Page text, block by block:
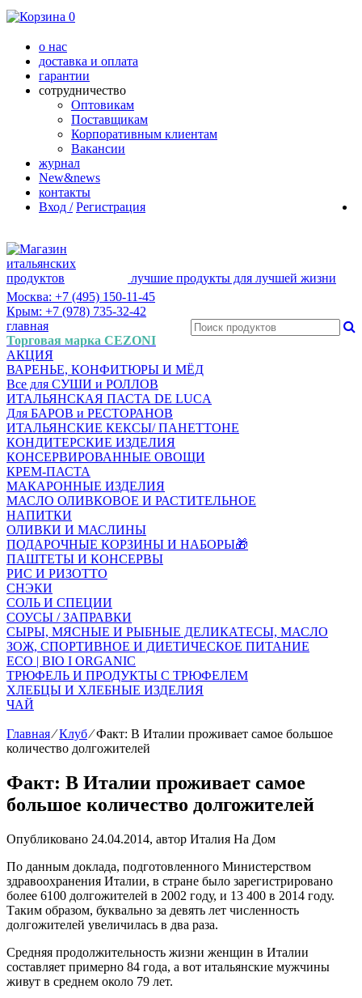
0
о нас
доставка и оплата
гарантии
сотрудничество
Оптовикам
Поставщикам
Корпоративным клиентам
Вакансии
журнал
New&news
контакты
Вход / Регистрация
лучшие продукты для лучшей жизни
Москва: +7 (495) 150-11-45
Крым: +7 (978) 735-32-42
главная
Торговая марка CEZONI
АКЦИЯ
ВАРЕНЬЕ, КОНФИТЮРЫ И МЁД
Все для СУШИ и РОЛЛОВ
ИТАЛЬЯНСКАЯ ПАСТА DE LUCA
Для БАРОВ и РЕСТОРАНОВ
ИТАЛЬЯНСКИЕ КЕКСЫ/ ПАНЕТТОНЕ
КОНДИТЕРСКИЕ ИЗДЕЛИЯ
КОНСЕРВИРОВАННЫЕ ОВОЩИ
КРЕМ-ПАСТА
МАКАРОННЫЕ ИЗДЕЛИЯ
МАСЛО ОЛИВКОВОЕ И РАСТИТЕЛЬНОЕ
НАПИТКИ
ОЛИВКИ И МАСЛИНЫ
ПОДАРОЧНЫЕ КОРЗИНЫ И НАБОРЫ🎁
ПАШТЕТЫ И КОНСЕРВЫ
РИС И РИЗОТТО
СНЭКИ
СОЛЬ И СПЕЦИИ
СОУСЫ / ЗАПРАВКИ
СЫРЫ, МЯСНЫЕ И РЫБНЫЕ ДЕЛИКАТЕСЫ, МАСЛО
ЗОЖ, СПОРТИВНОЕ И ДИЕТИЧЕСКОЕ ПИТАНИЕ
ECO | BIO I ORGANIC
ТРЮФЕЛЬ И ПРОДУКТЫ С ТРЮФЕЛЕМ
ХЛЕБЦЫ И ХЛЕБНЫЕ ИЗДЕЛИЯ
ЧАЙ
Главная⁄Клуб⁄Факт: В Италии проживает самое большое
количество долгожителей
Факт: В Италии проживает самое
большое количество долгожителей
Опубликовано 24.04.2014, автор Италия На Дом
По данным доклада, подготовленного Министерством
здравоохранения Италии, в стране было зарегистрировано
более 6100 долгожителей в 2002 году, и 13 400 в 2014 году.
Таким образом, буквально за девять лет численность
долгожителей увеличилась в два раза.
Средняя продолжительность жизни женщин в Италии
составляет примерно 84 года, а вот итальянские мужчины
живут в среднем около 79 лет.